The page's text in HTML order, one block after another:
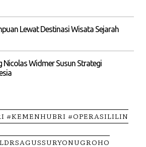
Lewat Destinasi Wisata Sejarah
Nicolas Widmer Susun Strategi
#KEMENHUBRI #OPERASILILIN